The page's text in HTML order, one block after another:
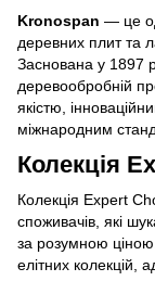
Kronospan — це
деревних плит та
Заснована у 1897
деревообробній
якістю,
міжнародним
Колекція
Колекція Expert
споживачів, які
за розумною
елітних колекцій,